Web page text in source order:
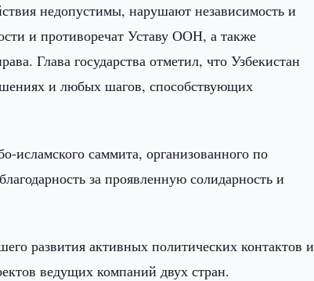
недопустимы, нарушают независимость и
и противоречат Уставу ООН, а также
Глава государства отметил, что Узбекистан
и любых шагов, способствующих
исламского саммита, организованного по
за проявленную солидарность и
развития активных политических контактов и
ведущих компаний двух стран.